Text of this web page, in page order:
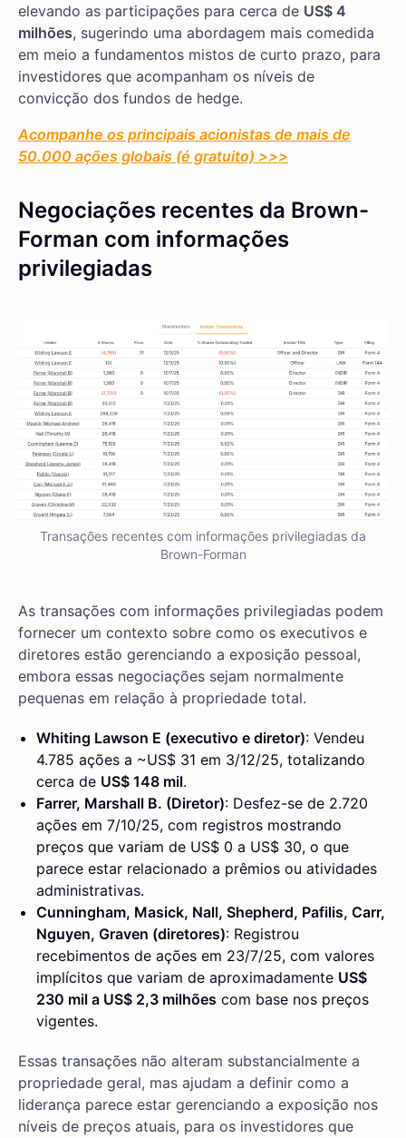
elevando as participações para cerca de US$ 4
milhões, sugerindo uma abordagem mais comedida
em meio a fundamentos mistos de curto prazo, para
investidores que acompanham os níveis de
convicção dos fundos de hedge.
Acompanhe os principais acionistas de mais de
50.000 ações globais (é gratuito) >>>
Negociações recentes da Brown-
Forman com informações
privilegiadas
Transações recentes com informações privilegiadas da
Brown-Forman
As transações com informações privilegiadas podem
fornecer um contexto sobre como os executivos e
diretores estão gerenciando a exposição pessoal,
embora essas negociações sejam normalmente
pequenas em relação à propriedade total.
Whiting Lawson E (executivo e diretor): Vendeu
4.785 ações a ~US$ 31 em 3/12/25, totalizando
cerca de US$ 148 mil.
Farrer, Marshall B. (Diretor): Desfez-se de 2.720
ações em 7/10/25, com registros mostrando
preços que variam de US$ 0 a US$ 30, o que
parece estar relacionado a prêmios ou atividades
administrativas.
Cunningham, Masick, Nall, Shepherd, Pafilis, Carr,
Nguyen, Graven (diretores): Registrou
recebimentos de ações em 23/7/25, com valores
implícitos que variam de aproximadamente US$
230 mil a US$ 2,3 milhões com base nos preços
vigentes.
Essas transações não alteram substancialmente a
propriedade geral, mas ajudam a definir como a
liderança parece estar gerenciando a exposição nos
níveis de preços atuais, para os investidores que